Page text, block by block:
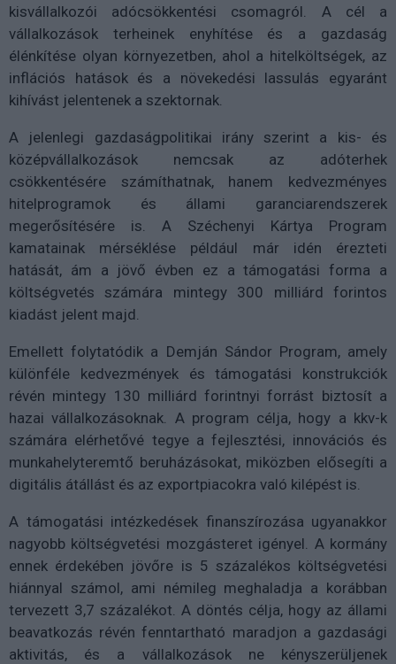
kisvállalkozói adócsökkentési csomagról. A cél a
vállalkozások terheinek enyhítése és a gazdaság
élénkítése olyan környezetben, ahol a hitelköltségek, az
inflációs hatások és a növekedési lassulás egyaránt
kihívást jelentenek a szektornak.
A jelenlegi gazdaságpolitikai irány szerint a kis- és
középvállalkozások nemcsak az adóterhek
csökkentésére számíthatnak, hanem kedvezményes
hitelprogramok és állami garanciarendszerek
megerősítésére is. A Széchenyi Kártya Program
kamatainak mérséklése például már idén érezteti
hatását, ám a jövő évben ez a támogatási forma a
költségvetés számára mintegy 300 milliárd forintos
kiadást jelent majd.
Emellett folytatódik a Demján Sándor Program, amely
különféle kedvezmények és támogatási konstrukciók
révén mintegy 130 milliárd forintnyi forrást biztosít a
hazai vállalkozásoknak. A program célja, hogy a kkv-k
számára elérhetővé tegye a fejlesztési, innovációs és
munkahelyteremtő beruházásokat, miközben elősegíti a
digitális átállást és az exportpiacokra való kilépést is.
A támogatási intézkedések finanszírozása ugyanakkor
nagyobb költségvetési mozgásteret igényel. A kormány
ennek érdekében jövőre is 5 százalékos költségvetési
hiánnyal számol, ami némileg meghaladja a korábban
tervezett 3,7 százalékot. A döntés célja, hogy az állami
beavatkozás révén fenntartható maradjon a gazdasági
aktivitás, és a vállalkozások ne kényszerüljenek